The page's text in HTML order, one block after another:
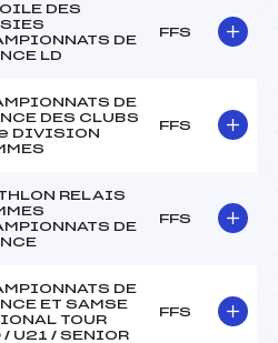
DES
DE
LD
FFS
DE
DES CLUBS
DIVISION
FFS
RELAIS
DE
FFS
DE
ET SAMSE
TOUR
/ U21 / SENIOR
FFS